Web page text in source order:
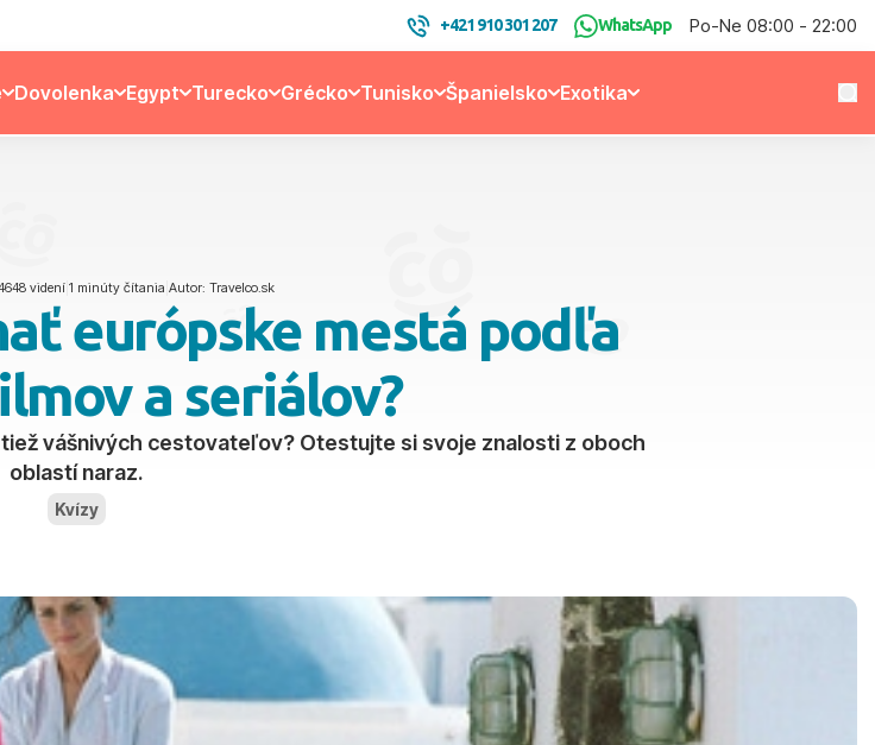
+421 910 301 207 WhatsApp Po-Ne 08:00 - 22:00
Dovolenka Egypt Turecko Grécko Tunisko Španielsko Exotika
videní| 1 minúty čítania Autor: Travelco.sk
európske mestá podľa
a seriálov?
vášnivých cestovateľov? Otestujte si svoje znalosti z oboch
oblastí naraz.
Kvízy